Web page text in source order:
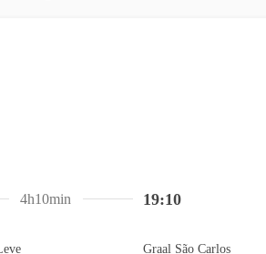
19:10
Graal São Carlos
4h10min